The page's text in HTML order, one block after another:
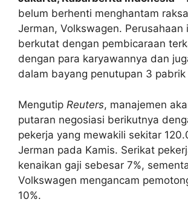
belum berhenti menghantam
Jerman, Volkswagen. Perusahaan
berkutat dengan pembicaraan
dengan para karyawannya dan
dalam bayang penutupan 3 pabrik
Mengutip Reuters, manajemen
putaran negosiasi berikutnya
pekerja yang mewakili sekitar
Jerman pada Kamis. Serikat
kenaikan gaji sebesar 7%,
Volkswagen mengancam
10%.